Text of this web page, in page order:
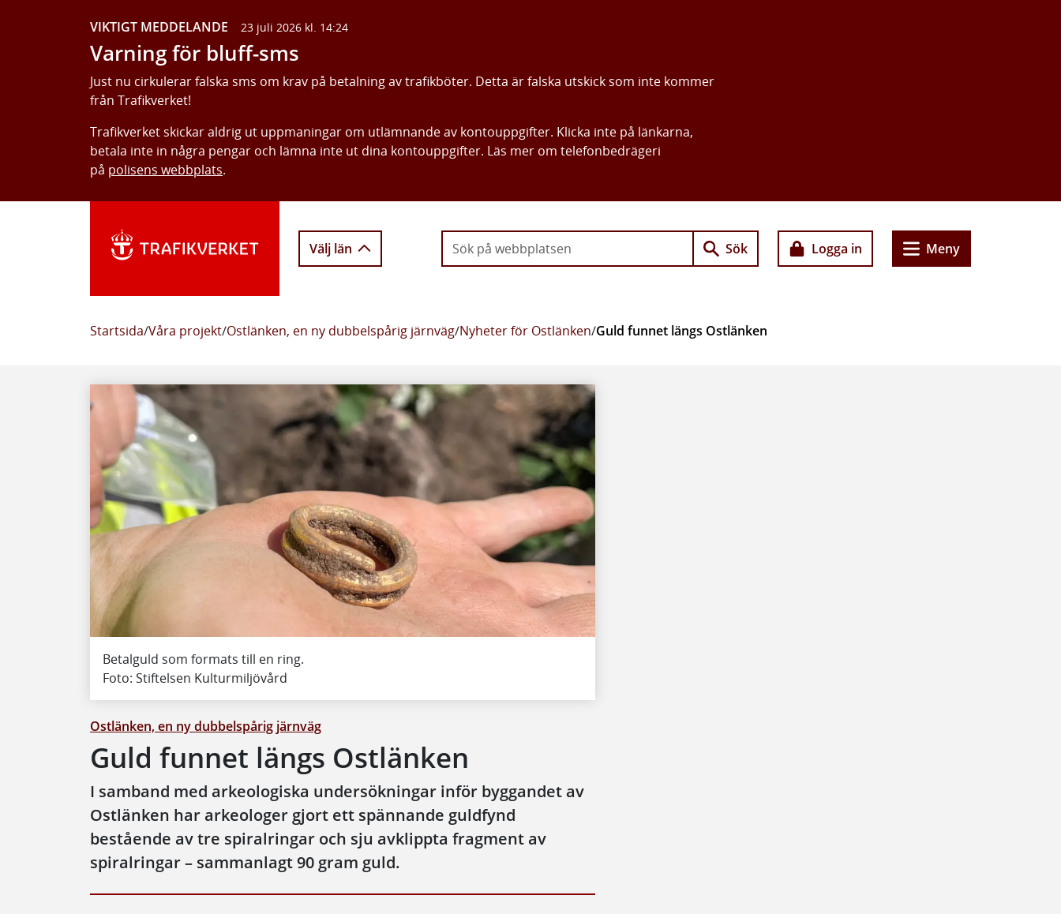
VIKTIGT MEDDELANDE 23 juli 2026 kl. 14:24
Varning för bluff-sms
Just nu cirkulerar falska sms om krav på betalning av trafikböter. Detta är falska utskick som inte kommer
från Trafikverket!
Trafikverket skickar aldrig ut uppmaningar om utlämnande av kontouppgifter. Klicka inte på länkarna,
betala inte in några pengar och lämna inte ut dina kontouppgifter. Läs mer om telefonbedrägeri
på polisens webbplats.
Välj län Sök Logga in Meny
Startsida/Våra projekt/Ostlänken, en ny dubbelspårig järnväg/Nyheter för Ostlänken/Guld funnet längs Ostlänken
Betalguld som formats till en ring.
Foto: Stiftelsen Kulturmiljövård
Ostlänken, en ny dubbelspårig järnväg
Guld funnet längs Ostlänken
I samband med arkeologiska undersökningar inför byggandet av
Ostlänken har arkeologer gjort ett spännande guldfynd
bestående av tre spiralringar och sju avklippta fragment av
spiralringar – sammanlagt 90 gram guld.